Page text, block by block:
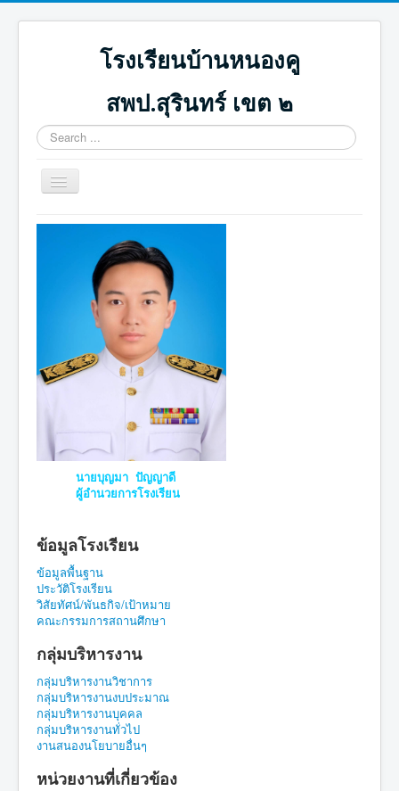
โรงเรียนบ้านหนองคู
สพป.สุรินทร์ เขต ๒
Search
...
Toggle
Navigation
หน้าแรก
ปฏิทินกิจกรรม
ภาพกิจกรรม
ดาวน์โหลด
ติดต่อเรา
นายบุญมา ปัญญาดี
ผู้อำนวยการโรงเรียน
ข้อมูลโรงเรียน
ข้อมูลพื้นฐาน
ประวัติโรงเรียน
วิสัยทัศน์/พันธกิจ/เป้าหมาย
คณะกรรมการสถานศึกษา
กลุ่มบริหารงาน
กลุ่มบริหารงานวิชาการ
กลุ่มบริหารงานงบประมาณ
กลุ่มบริหารงานบุคคล
กลุ่มบริหารงานทั่วไป
งานสนองนโยบายอื่นๆ
หน่วยงานที่เกี่ยวข้อง